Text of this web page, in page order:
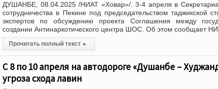
ДУШАНБЕ, 08.04.2025 /НИАТ «Ховар»/. 3-4 апреля в
сотрудничества в Пекине под председательством таджикской
экспертов по обсуждению проекта Соглашения между
создании Антинаркотического центра ШОС. Об этом сообщает
Прочитать полный текст ▸
С 8 по 10 апреля на автодороге «Душанбе –
угроза схода лавин